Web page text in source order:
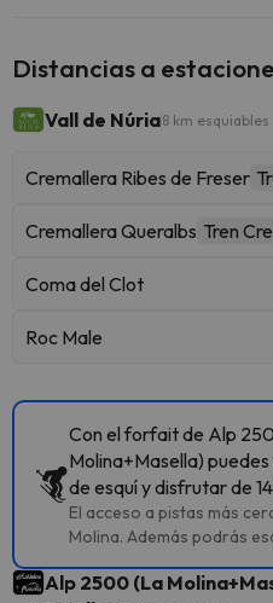
Distancias a
Vall de Núria8 km esquiables
Cremallera Ribes de Freser
Cremallera Queralbs Tren
Coma del Clot
Roc Male
Con el forfait de Alp
Molina+Masella)
de esquí y disfrutar de
El acceso a pistas más
Molina. Además podrás
Alp 2500 (La